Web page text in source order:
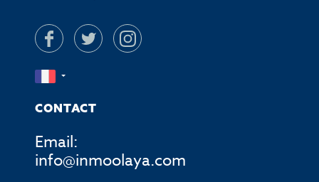
CONTACT
Email:
info@inmoolaya.com